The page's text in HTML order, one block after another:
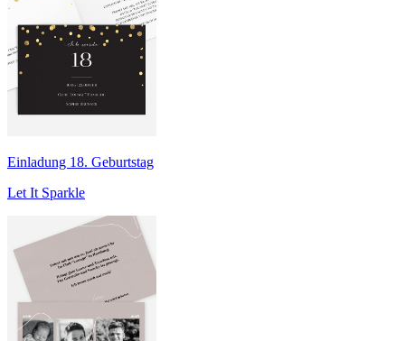
Einladung 18. Geburtstag
Let It Sparkle